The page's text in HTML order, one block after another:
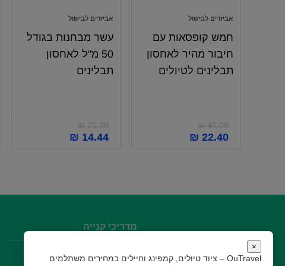
אביזרים לבישול
חמש קופסאות עם
חיבור מהיר לאחסון
תבלינים לטיולים
₪45.00
₪ 22.40
אביזרים לבישול
עשר מבחנות בגודל
50 מ"ל לאחסון
תבלינים
₪25.00
₪ 14.44
מדריכי קנייה
מדריך Amazon
×
OuTravel – ציוד טיולים, קמפינג וחיילים במחירים משתלמים